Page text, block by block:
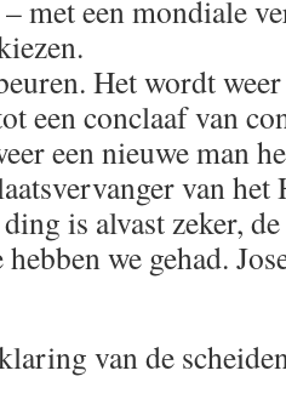
met een mondiale
Het wordt
een conclaaf van
een nieuwe man
van het
is alvast zeker,
we gehad.
van de